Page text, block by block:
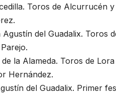
Toros de Alcurrucén
del Guadalix. Toros
la Alameda. Toros de
Hernández.
del Guadalix. Primer